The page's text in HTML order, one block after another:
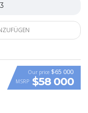
VIDEO
Our price $65 000
MSRP $58 000